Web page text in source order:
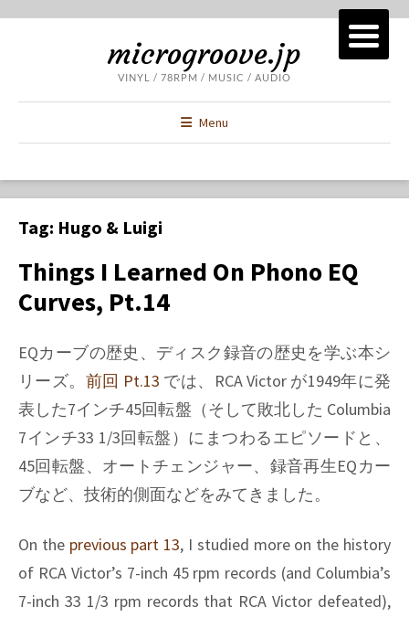
microgroove.jp
VINYL / 78RPM / MUSIC / AUDIO
Menu
Tag: Hugo & Luigi
Things I Learned On Phono EQ
Curves, Pt.14
EQカーブの歴史、ディスク録音の歴史を学ぶ本シ
リーズ。 前回 Pt.13 では、RCA Victor が1949年に発
表した7インチ45回転盤（そして敗北した Columbia
7インチ33 1/3回転盤）にまつわるエピソードと、
45回転盤、オートチェンジャー、録音再生EQカー
ブなど、技術的側面などをみてきました。
On the previous part 13, I studied more on the history
of RCA Victor’s 7-inch 45 rpm records (and Columbia’s
7-inch 33 1/3 rpm records that RCA Victor defeated),